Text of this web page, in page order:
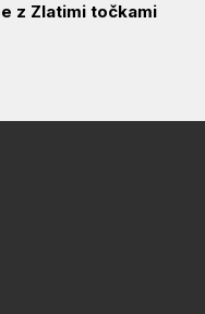
z Zlatimi točkami